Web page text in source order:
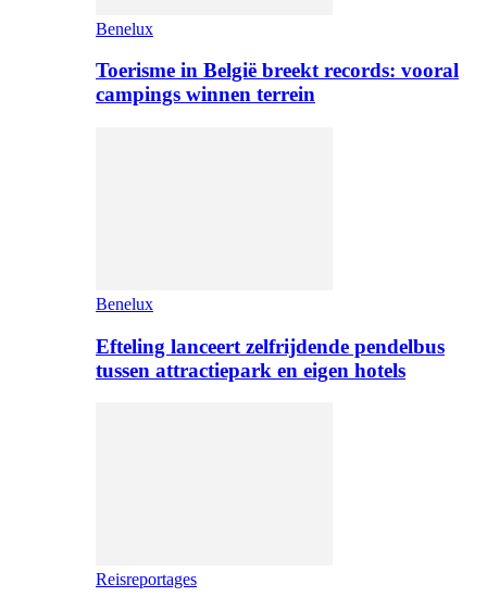
Benelux
Toerisme in België breekt records: vooral
campings winnen terrein
Benelux
Efteling lanceert zelfrijdende pendelbus
tussen attractiepark en eigen hotels
Reisreportages